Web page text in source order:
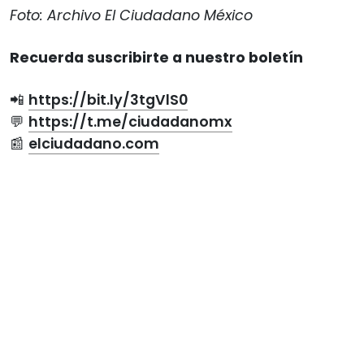
Foto: Archivo El Ciudadano México
Recuerda suscribirte a nuestro boletín
📲 https://bit.ly/3tgVlS0
💬 https://t.me/ciudadanomx
📰 elciudadano.com